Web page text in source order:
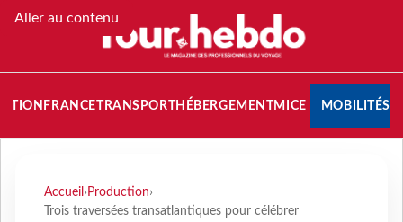
Aller au contenu
FRANCETRANSPORT HÉBERGEMENTMICE MOBILITÉS
Accueil › Production›
Trois traversées transatlantiques pour célébrer